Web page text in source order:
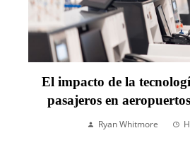
El impacto de la
pasajeros en
Ryan Whitmore